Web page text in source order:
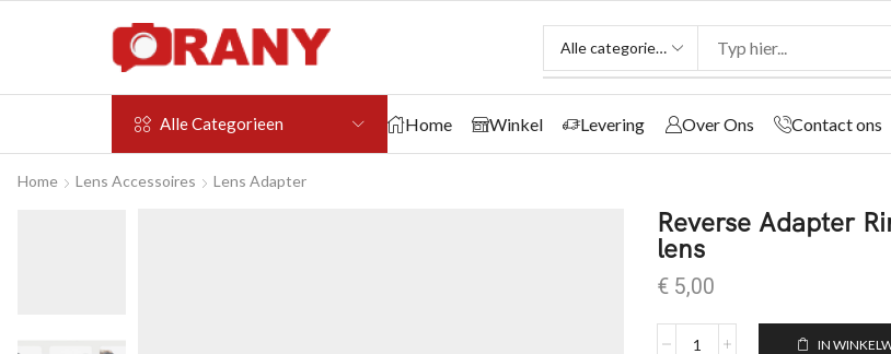
Alle Categorieen Home Winkel Levering Over Ons Contact ons
Home Lens Accessoires Lens Adapter
Reverse Adapter
lens
€ 5,00
IN